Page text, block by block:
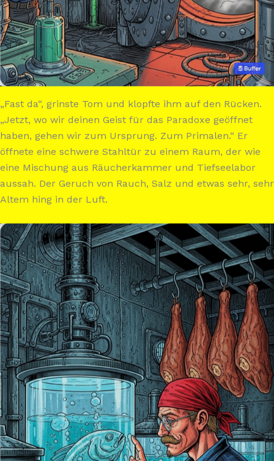
„Fast da“, grinste Tom und klopfte ihm auf den Rücken.
„Jetzt, wo wir deinen Geist für das Paradoxe geöffnet
haben, gehen wir zum Ursprung. Zum Primalen.“ Er
öffnete eine schwere Stahltür zu einem Raum, der wie
eine Mischung aus Räucherkammer und Tiefseelabor
aussah. Der Geruch von Rauch, Salz und etwas sehr, sehr
Altem hing in der Luft.